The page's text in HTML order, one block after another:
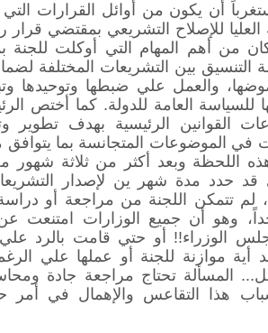
أن يكون من أوائل القرارات
2014، وكان من أهم المهام التي أوكلت
التنسيق بين التشريعات المختلفة
والعمل علي ضبطها وتوحيدها
للسياسة العامة للدولة. كما أختص
القوانين الرئيسية بهدف تطوير
في الموضوعات المتجانسة بما
اللحظة وبعد أكثر من ثلاثة
قد حدد مدة شهر ين لإصدار
لم تتمكن اللجنة من مراجعة أو
وهو أن جميع الوزارات امتنعت عن
الوزراء!! أو حتي قامت بالرد علي
موازنة للجنة أو عملها علي
المسألة تحتاج مراجعة جادة
هذا التقاعس والإهمال في أمر